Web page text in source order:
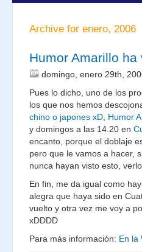
Archive for enero, 2006
Humor Amarillo ha
domingo, enero 29th,
Pues lo dicho, uno de los
los que nos hemos
chino o japones xD Humor
y domingos a las 14.20 en
encanto, porque el doblaje
pero que le vamos a hacer,
nunca hayan visto esto,
En fin, me da igual como
alegra que haya sido en
vuelto y otra vez me voy a
xDDDD
Para más información: En la